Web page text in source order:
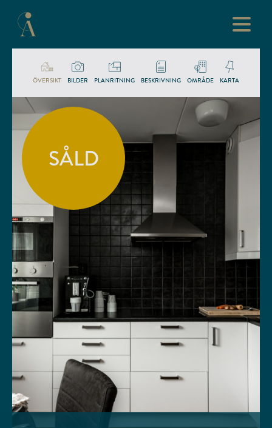
ÖVERSIKT BILDER PLANRITNING BESKRIVNING OMRÅDE KARTA
SÅLD